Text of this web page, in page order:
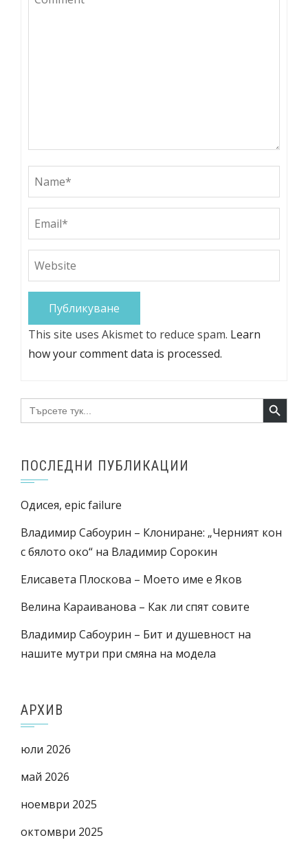
This site uses Akismet to reduce spam. Learn
how your comment data is processed.
Search
for:
Search Button
ПОСЛЕДНИ ПУБЛИКАЦИИ
Одисея, epic failure
Владимир Сабоурин – Клониране: „Черният кон
с бялото око“ на Владимир Сорокин
Елисавета Плоскова – Моето име е Яков
Велина Караиванова – Как ли спят совите
Владимир Сабоурин – Бит и душевност на
нашите мутри при смяна на модела
АРХИВ
юли 2026
май 2026
ноември 2025
октомври 2025